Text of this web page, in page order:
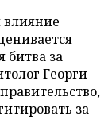
битва за
Георги
за